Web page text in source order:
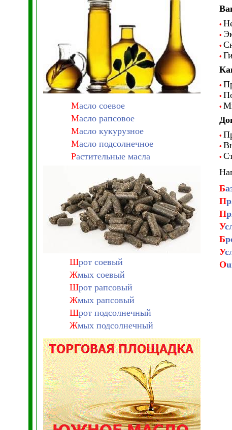
Масло соевое
Масло рапсовое
Масло кукурузное
Масло подсолнечное
Растительные масла
Шрот соевый
Жмых соевый
Шрот рапсовый
Жмых рапсовый
Шрот подсолнечный
Жмых подсолнечный
•
•
•
•
•
•
•
•
•
•
Б
П
П
У
Б
У
O